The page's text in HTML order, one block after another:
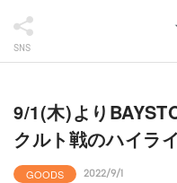
SNS
9/1(木)より
クルト戦のハイラ
GOODS 2022/9/1